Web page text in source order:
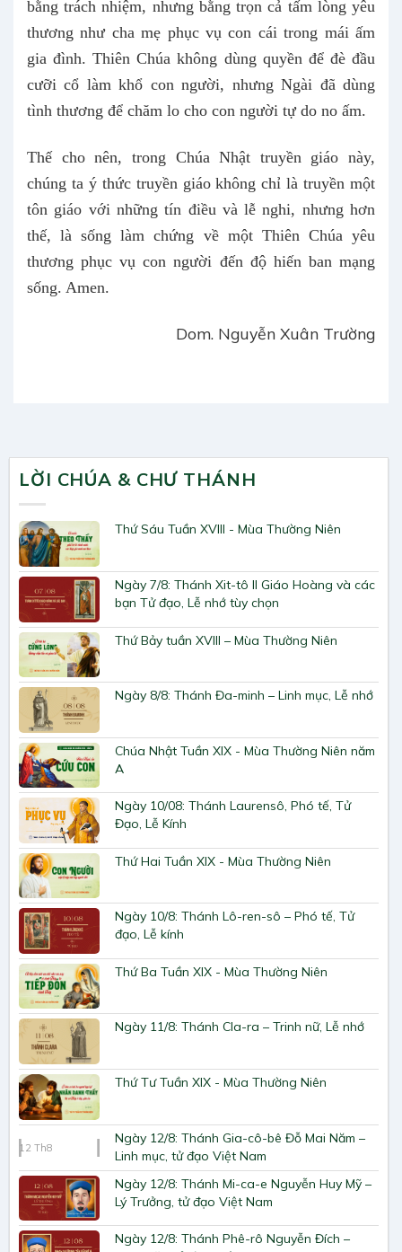
bằng trách nhiệm, nhưng bằng trọn cả tấm lòng yêu
thương như cha mẹ phục vụ con cái trong mái ấm
gia đình. Thiên Chúa không dùng quyền để đè đầu
cưỡi cổ làm khổ con người, nhưng Ngài đã dùng
tình thương để chăm lo cho con người tự do no ấm.
Thế cho nên, trong Chúa Nhật truyền giáo này,
chúng ta ý thức truyền giáo không chỉ là truyền một
tôn giáo với những tín điều và lễ nghi, nhưng hơn
thế, là sống làm chứng về một Thiên Chúa yêu
thương phục vụ con người đến độ hiến ban mạng
sống. Amen.
Dom. Nguyễn Xuân Trường
LỜI CHÚA & CHƯ THÁNH
Thứ Sáu Tuần XVIII - Mùa Thường Niên
Ngày 7/8: Thánh Xit-tô II Giáo Hoàng và các
bạn Tử đạo, Lễ nhớ tùy chọn
Thứ Bảy tuần XVIII – Mùa Thường Niên
Ngày 8/8: Thánh Đa-minh – Linh mục, Lễ nhớ
Chúa Nhật Tuần XIX - Mùa Thường Niên năm
A
Ngày 10/08: Thánh Laurensô, Phó tế, Tử
Đạo, Lễ Kính
Thứ Hai Tuần XIX - Mùa Thường Niên
Ngày 10/8: Thánh Lô-ren-sô – Phó tế, Tử
đạo, Lễ kính
Thứ Ba Tuần XIX - Mùa Thường Niên
Ngày 11/8: Thánh Cla-ra – Trinh nữ, Lễ nhớ
Thứ Tư Tuần XIX - Mùa Thường Niên
12 Th8
Ngày 12/8: Thánh Gia-cô-bê Đỗ Mai Năm –
Linh mục, tử đạo Việt Nam
Ngày 12/8: Thánh Mi-ca-e Nguyễn Huy Mỹ –
Lý Trưởng, tử đạo Việt Nam
Ngày 12/8: Thánh Phê-rô Nguyễn Đích –